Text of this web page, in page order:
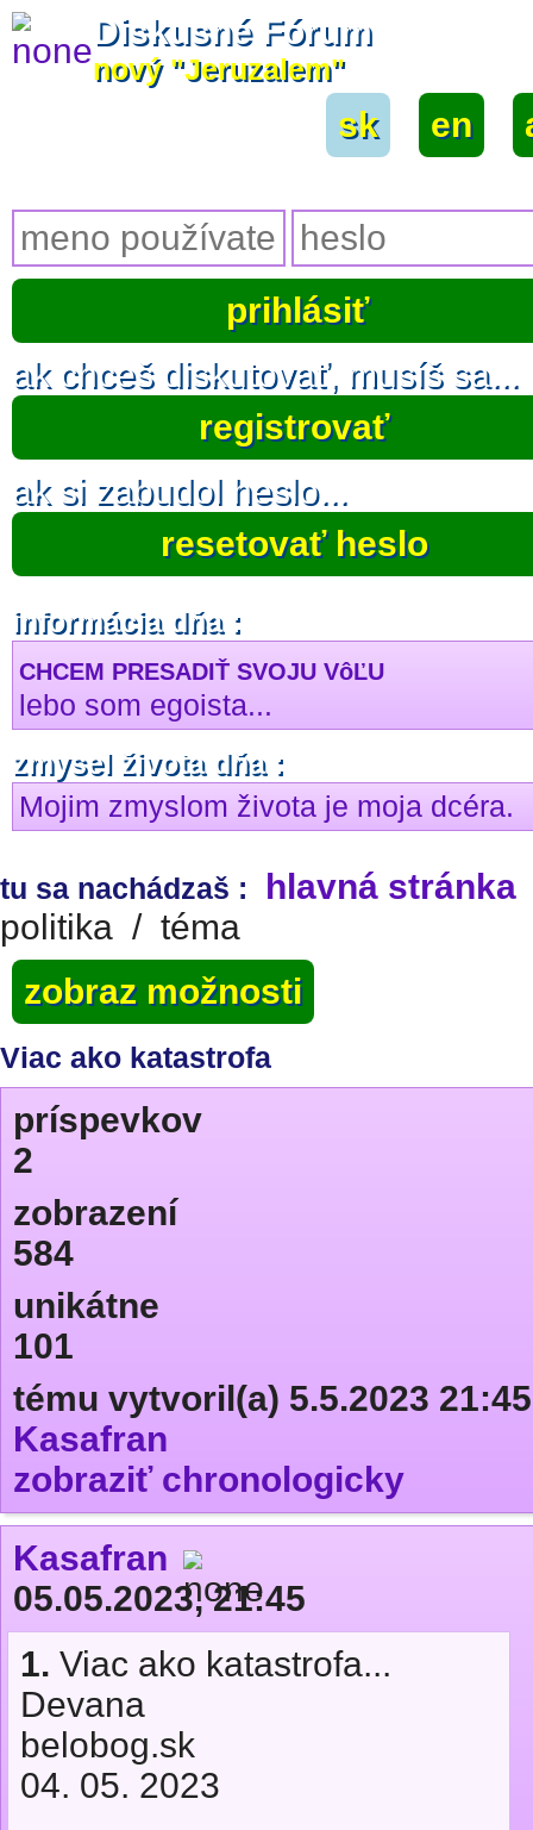
Diskusné Fórum
nový "Jeruzalem"
sk en
ak chceš diskutovať, musíš sa...
registrovať
ak si zabudol heslo...
resetovať heslo
informácia dňa :
CHCEM PRESADIŤ SVOJU VôĽU
lebo som egoista...
zmysel života dňa :
Mojim zmyslom života je moja dcéra.
tu sa nachádzaš : hlavná stránka
politika / téma
zobraz možnosti
Viac ako katastrofa
príspevkov
2
zobrazení
584
unikátne
101
tému vytvoril(a) 5.5.2023 21:45
Kasafran
zobraziť chronologicky
Kasafran
05.05.2023, 21:45
1. Viac ako katastrofa...
Devana
belobog.sk
04. 05. 2023